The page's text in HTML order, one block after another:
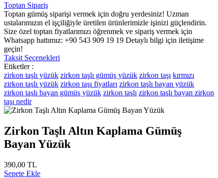
Toptan Sipariş
Toptan gümüş siparişi vermek için doğru yerdesiniz! Uzman
ustalarımızın el işçiliğiyle üretilen ürünlerimizle işinizi güçlendirin.
Size özel toptan fiyatlarımızı öğrenmek ve sipariş vermek için
Whatsapp hattımız: +90 543 909 19 19 Detaylı bilgi için iletişime
geçin!
Taksit Seçenekleri
Etiketler :
zirkon taşlı yüzük zirkon taşlı gümüş yüzük zirkon taşı kırmızı
zirkon taşlı yüzük zirkon taşı fiyatları zirkon taşlı bayan yüzük
zirkon taşlı bayan gümüş yüzük zirkon taşlı zirkon taşlı bayan zirkon
taşı nedir
Zirkon Taşlı Altın Kaplama Gümüş
Bayan Yüzük
390,00 TL
Sepete Ekle